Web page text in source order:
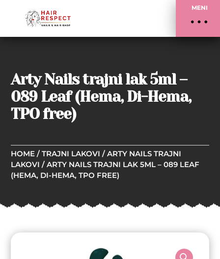
MENI
Arty Nails trajni lak 5ml –
089 Leaf (Hema, Di-Hema,
TPO free)
HOME /TRAJNI LAKOVI /ARTY NAILS TRAJNI
LAKOVI / ARTY NAILS TRAJNI LAK 5ML – 089 LEAF
(HEMA, DI-HEMA, TPO FREE)